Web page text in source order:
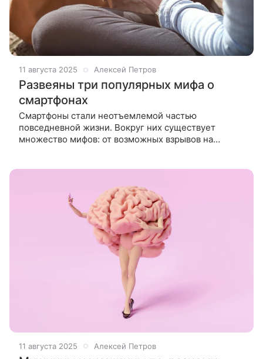
11 августа 2025 Алексей Петров
Развеяны три популярных мифа о
смартфонах
Смартфоны стали неотъемлемой частью
повседневной жизни. Вокруг них существует
множество мифов: от возможных взрывов на
11 августа 2025 Алексей Петров